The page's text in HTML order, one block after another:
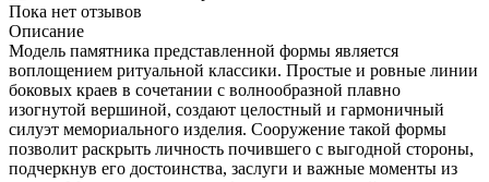
Пока нет отзывов
Описание
Модель памятника представленной формы является
воплощением ритуальной классики. Простые и ровные линии
боковых краев в сочетании с волнообразной плавно
изогнутой вершиной, создают целостный и гармоничный
силуэт мемориального изделия. Сооружение такой формы
позволит раскрыть личность почившего с выгодной стороны,
подчеркнув его достоинства, заслуги и важные моменты из